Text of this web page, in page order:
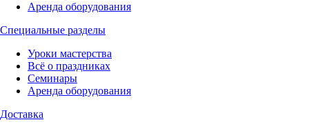
Аренда оборудования
Специальные разделы
Уроки мастерства
Всё о праздниках
Семинары
Аренда оборудования
Доставка